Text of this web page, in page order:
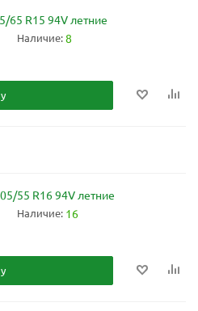
R15 94V летние
Наличие:8
55 R16 94V летние
Наличие: 16